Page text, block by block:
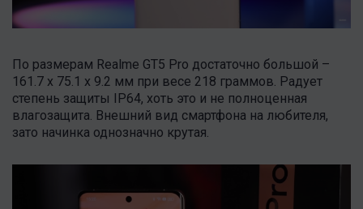
По размерам Realme GT5 Pro достаточно большой –
161.7 x 75.1 x 9.2 мм при весе 218 граммов. Радует
степень защиты IP64, хоть это и не полноценная
влагозащита. Внешний вид смартфона на любителя,
зато начинка однозначно крутая.